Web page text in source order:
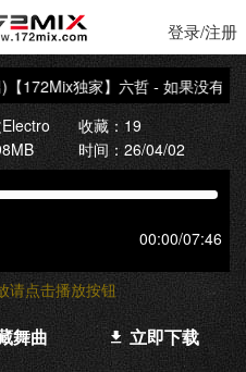
登录/注册
172Mix独家】六哲 - 如果没有他
收藏：19
时间：26/04/02
00:00/07:46
请点击播放按钮
舞曲 立即下载